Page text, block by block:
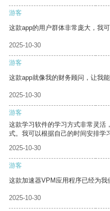
游客
这款app的用户群体非常庞大，我
2025-10-30
游客
这款app就像我的财务顾问，让我能
2025-10-30
游客
这款学习软件的学习方式非常灵活
式。我可以根据自己的时间安排学
2025-10-30
游客
这款加速器VPM应用程序已经为我
2025-10-30